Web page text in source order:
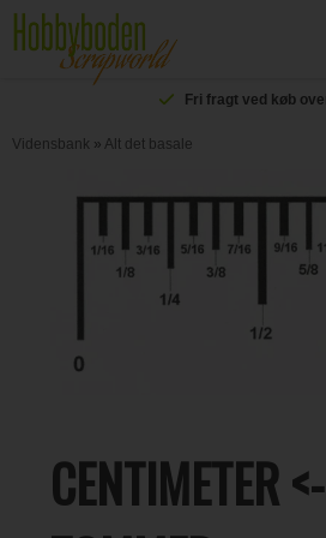
Fri fragt ved køb
Vidensbank » Alt det basale
CENTIMETER